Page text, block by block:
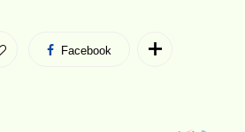
Facebook